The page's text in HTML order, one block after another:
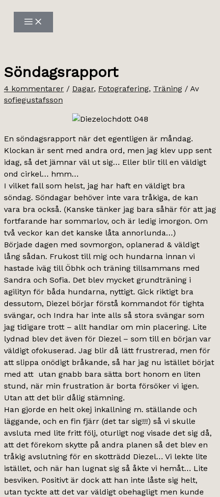
innehåll
Söndagsrapport
4 kommentarer / Dagar, Fotografering, Träning / Av
sofiegustafsson
En söndagsrapport när det egentligen är måndag.
Klockan är sent med andra ord, men jag klev upp sent
idag, så det jämnar väl ut sig… Eller blir till en väldigt
ond cirkel… hmm…
I vilket fall som helst, jag har haft en väldigt bra
söndag. Söndagar behöver inte vara tråkiga, de kan
vara bra också. (Kanske tänker jag bara såhär för att jag
fortfarande har sommarlov, och är ledig imorgon. Om
två veckor kan det kanske låta annorlunda…)
Började dagen med sovmorgon, oplanerad & väldigt
lång sådan. Frukost till mig och hundarna innan vi
hastade iväg till Öbhk och träning tillsammans med
Sandra och Sofia. Det blev mycket grundträning i
agilityn för båda hundarna, nyttigt. Gick riktigt bra
dessutom, Diezel börjar förstå kommandot för tighta
svängar, och Indra har inte alls så stora svängar som
jag tidigare trott – allt handlar om min placering. Lite
lydnad blev det även för Diezel – som till en början var
väldigt ofokuserad. Jag blir då lätt frustrerad, men för
att slippa onödigt bråkande, så har jag nu istället börjat
med att utan gnabb bara sätta bort honom en liten
stund, när min frustration är borta försöker vi igen.
Utan att det blir dålig stämning.
Han gjorde en helt okej inkallning m. ställande och
läggande, och en fin fjärr (det tar sig!!!) så vi skulle
avsluta med lite fritt följ, oturligt nog visade det sig då,
att det förekom skytte på andra planen så det blev en
tråkig avslutning för en skotträdd Diezel… Vi lekte lite
istället, och när han lugnat sig så åkte vi hemåt… Lite
besviken. Positivt är dock att han inte låste sig helt,
utan tyckte att det var väldigt obehagligt men kunde